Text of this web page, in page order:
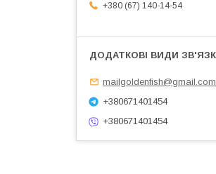
+380 (67) 140-14-54
mailgoldenfish@gmail.com
+380671401454
+380671401454